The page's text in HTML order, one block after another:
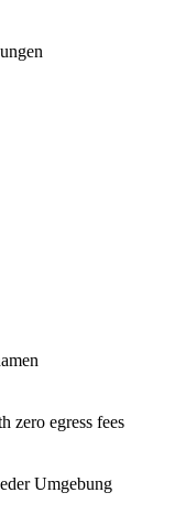
zero egress fees
Umgebung